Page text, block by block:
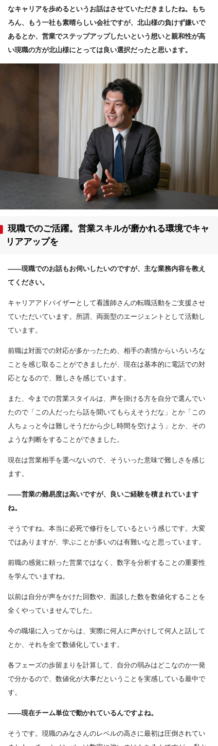
なキャリアを歩めるというお話はさせていただきましたね。もち
ろん、もう一社も素晴らしい会社ですが、北山様の負けず嫌いで
あるとか、営業でステップアップしたいという想いと親和性が高
い現職の方が北山様にとっては良い選択だったと思います。
現職でのご活躍。営業スキルが磨かれる環境でキャ
リアアップを
――現職でのお話もお伺いしたいのですが、主な業務内容を教え
てください。
キャリアアドバイザーとして看護師さんの転職活動をご支援させ
ていただいています。所謂、両面型のエージェントとして活動し
ています。
前職は対面での対応が多かったため、相手の表情からいろいろな
ことを感じ取ることができましたが、現在は基本的に電話での対
応となるので、難しさを感じています。
また、今までの営業スタイルは、声を掛ける方を自分で選んでい
たので「この人だったら話を聞いてもらえそうだな」とか「この
人ちょっと今は難しそうだから少し時間を空けよう」とか、その
ような判断をすることができました。
現在は営業相手を選べないので、そういった意味で難しさを感じ
ます。
――営業の難易度は高いですが、良いご経験を積まれています
ね。
そうですね。本当に必死で修行をしているという感じです。大変
ではありますが、学ぶことが多いのは有難いなと思っています。
前職の感覚に頼った営業ではなく、数字を分析することの重要性
を学んでいますね。
以前は自分が声をかけた回数や、面談した数を数値化することを
全くやっていませんでした。
今の職場に入ってからは、実際に何人に声かけして何人と話して
とか、それを全て数値化しています。
各フェーズの歩留まりを計算して、自分の弱みはどこなのか一発
で分かるので、数値化が大事だということを実感している最中で
す。
――現在チーム単位で動かれているんですよね。
そうです。現職のみなさんのレベルの高さに最初は圧倒されてい